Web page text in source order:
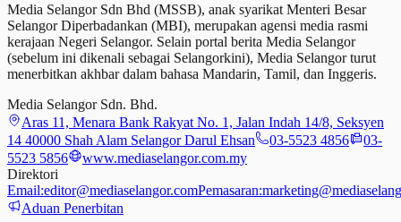
Media Selangor Sdn Bhd (MSSB), anak syarikat Menteri Besar
Selangor Diperbadankan (MBI), merupakan agensi media rasmi
kerajaan Negeri Selangor. Selain portal berita Media Selangor
(sebelum ini dikenali sebagai Selangorkini), Media Selangor turut
menerbitkan akhbar dalam bahasa Mandarin, Tamil, dan Inggeris.
Media Selangor Sdn. Bhd.
Aras 11, Menara Bank Rakyat No. 1, Jalan Indah 14/8, Seksyen
14 40000 Shah Alam Selangor Darul Ehsan
03-5523 4856
03-
5523 5856
www.mediaselangor.com.my
Direktori
Email:editor@mediaselangor.comPemasaran:
Aduan Penerbitan